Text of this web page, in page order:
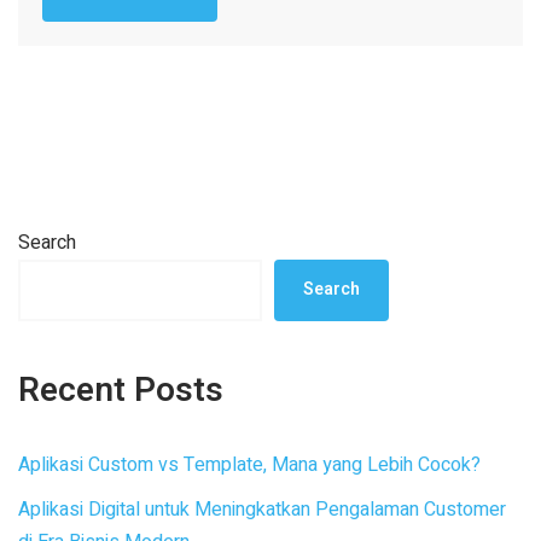
Search
Search
Recent Posts
Aplikasi Custom vs Template, Mana yang Lebih Cocok?
Aplikasi Digital untuk Meningkatkan Pengalaman Customer